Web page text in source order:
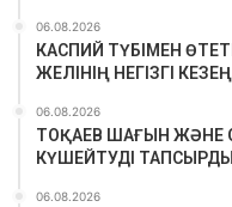
06.08.2026
КАСПИЙ ТҮБІМЕН
ЖЕЛІНІҢ НЕГІЗГІ
06.08.2026
ТОҚАЕВ ШАҒЫН ЖӘНЕ
КҮШЕЙТУДІ ТАПСЫРДЫ
06.08.2026